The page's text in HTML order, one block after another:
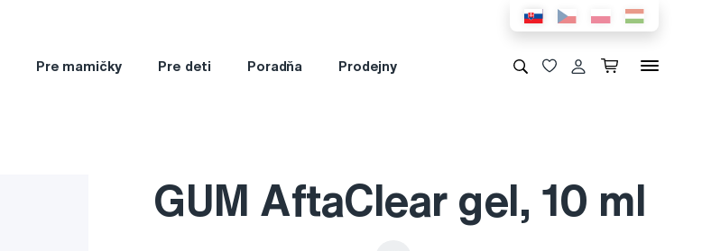
Pre mamičky Pre deti Poradňa Prodejny
GUM AftaClear gel, 10 ml